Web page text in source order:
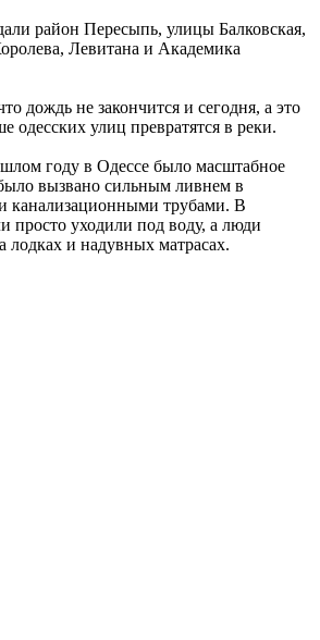
район Пересыпь, улицы Балковская,
Левитана и Академика
дождь не закончится и сегодня, а это
одесских улиц превратятся в реки.
году в Одессе было масштабное
вызвано сильным ливнем в
канализационными трубами. В
просто уходили под воду, а люди
лодках и надувных матрасах.